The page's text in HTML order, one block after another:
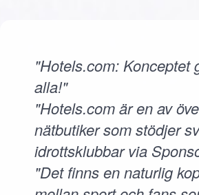
"Hotels.com: Konceptet
alla!"
"Hotels.com är en av
nätbutiker som stödjer
idrottsklubbar via
"Det finns en naturlig